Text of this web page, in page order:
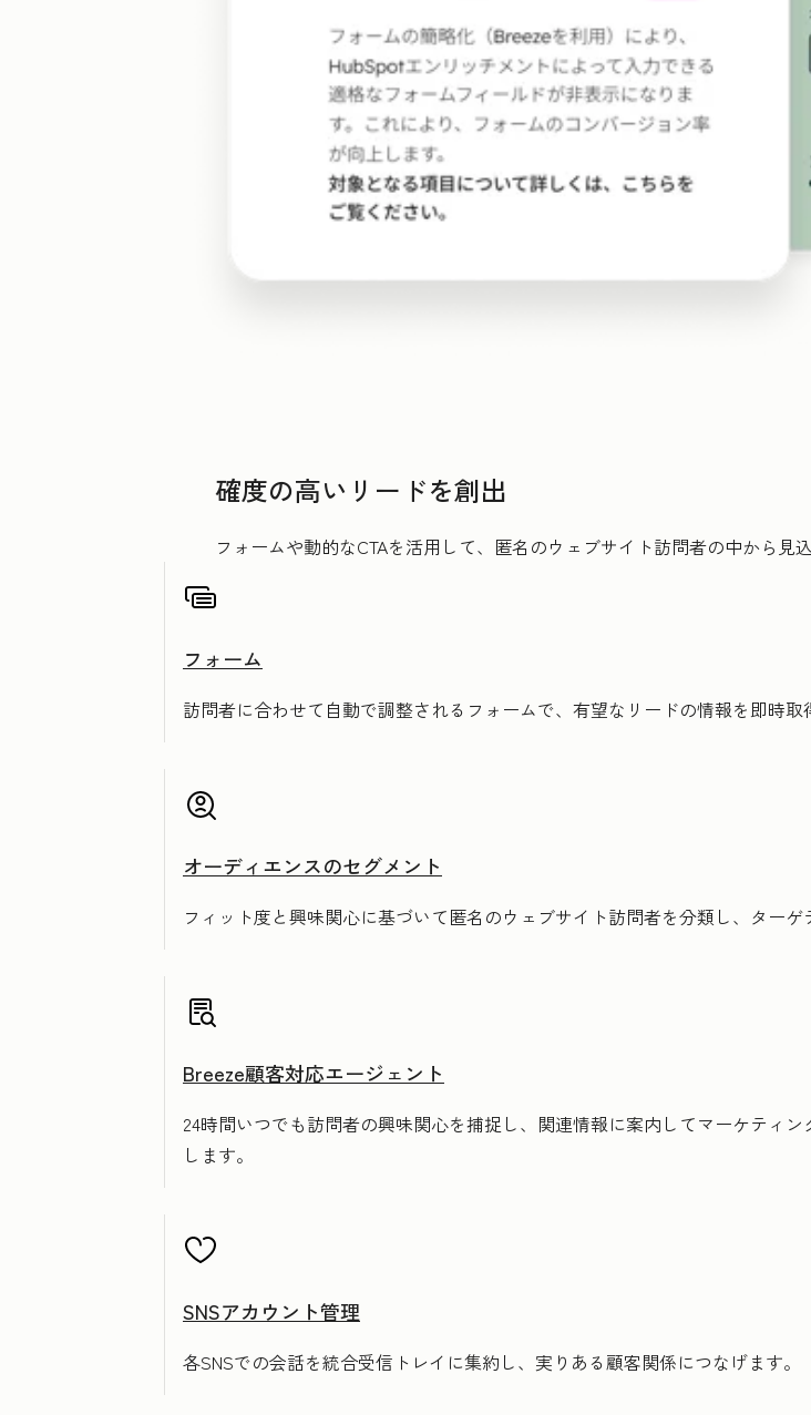
確度の高いリードを創出
フォームや動的なCTAを活用して、匿名のウェブサイト訪問者の中から見
フォーム
訪問者に合わせて自動で調整されるフォームで、有望なリードの情報を即時取
オーディエンスのセグメント
フィット度と興味関心に基づいて匿名のウェブサイト訪問者を分類し、ターゲ
Breeze顧客対応エージェント
24時間いつでも訪問者の興味関心を捕捉し、関連情報に案内してマーケティ
します。
SNSアカウント管理
各SNSでの会話を統合受信トレイに集約し、実りある顧客関係につなげます。